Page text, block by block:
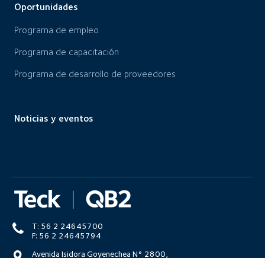
Oportunidades
Programa de empleo
Programa de capacitación
Programa de desarrollo de proveedores
Noticias y eventos
T: 56 2 24645700
F: 56 2 24645794
Avenida Isidora Goyenechea N° 2800,